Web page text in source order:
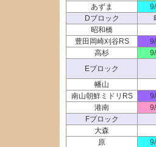
あずま
Dブロック
昭和橋
豊田岡崎刈谷RS
高杉
Eブロック
幡山
南山朝鮮ミドリRS
港南
Fブロック
大森
原